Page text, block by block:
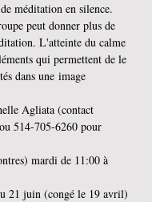
méditation en silence.
peut donner plus de
L'atteinte du calme
qui permettent de le
dans une image
Agliata (contact
514-705-6260 pour
mardi de 11:00 à
21 juin (congé le 19 avril)